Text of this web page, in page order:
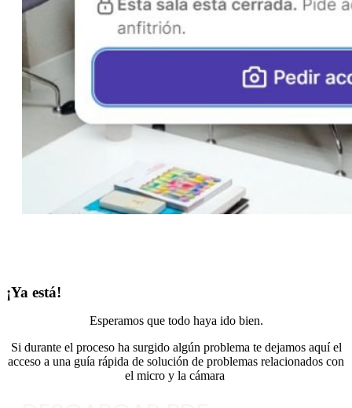
¡Ya está!
Esperamos que todo haya ido bien.
Si durante el proceso ha surgido algún problema te dejamos aquí el
acceso a una guía rápida de solución de problemas relacionados con
el micro y la cámara